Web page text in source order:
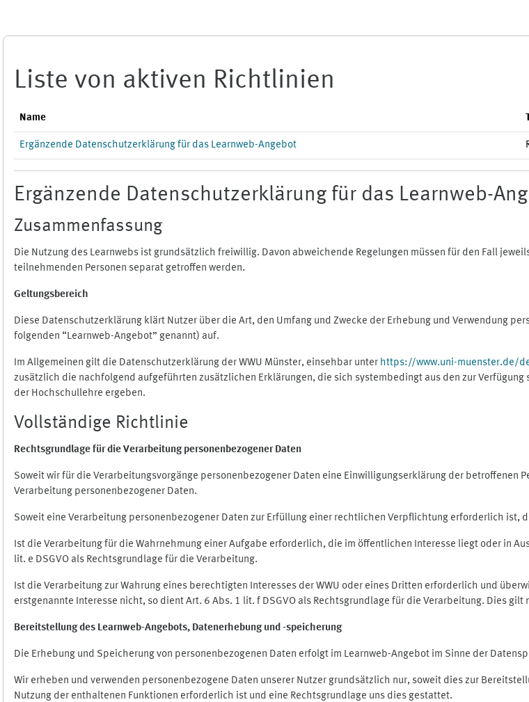
Liste von aktiven Richtlinien
Name
Ergänzende Datenschutzerklärung für das Learnweb-Angebot
Ergänzende Datenschutzerklärung für das Learnweb-
Zusammenfassung
Die Nutzung des Learnwebs ist grundsätzlich freiwillig. Davon abweichende Regelungen müssen für den Fall
teilnehmenden Personen separat getroffen werden.
Geltungsbereich
Diese Datenschutzerklärung klärt Nutzer über die Art, den Umfang und Zwecke der Erhebung und Verwendung
folgenden “Learnweb-Angebot” genannt) auf.
Im Allgemeinen gilt die Datenschutzerklärung der WWU Münster, einsehbar unter https://www.uni-muenster.de/
zusätzlich die nachfolgend aufgeführten zusätzlichen Erklärungen, die sich systembedingt aus den zur
der Hochschullehre ergeben.
Vollständige Richtlinie
Rechtsgrundlage für die Verarbeitung personenbezogener Daten
Soweit wir für die Verarbeitungsvorgänge personenbezogener Daten eine Einwilligungserklärung der betroffenen
Verarbeitung personenbezogener Daten.
Soweit eine Verarbeitung personenbezogener Daten zur Erfüllung einer rechtlichen Verpflichtung erforderlich ist,
Ist die Verarbeitung für die Wahrnehmung einer Aufgabe erforderlich, die im öffentlichen Interesse liegt oder in
lit. e DSGVO als Rechtsgrundlage für die Verarbeitung.
Ist die Verarbeitung zur Wahrung eines berechtigten Interesses der WWU oder eines Dritten erforderlich und
erstgenannte Interesse nicht, so dient Art. 6 Abs. 1 lit. f DSGVO als Rechtsgrundlage für die Verarbeitung. Dies
Bereitstellung des Learnweb-Angebots, Datenerhebung und -speicherung
Die Erhebung und Speicherung von personenbezogenen Daten erfolgt im Learnweb-Angebot im Sinne der
Wir erheben und verwenden personenbezogene Daten unserer Nutzer grundsätzlich nur, soweit dies zur
Nutzung der enthaltenen Funktionen erforderlich ist und eine Rechtsgrundlage uns dies gestattet.